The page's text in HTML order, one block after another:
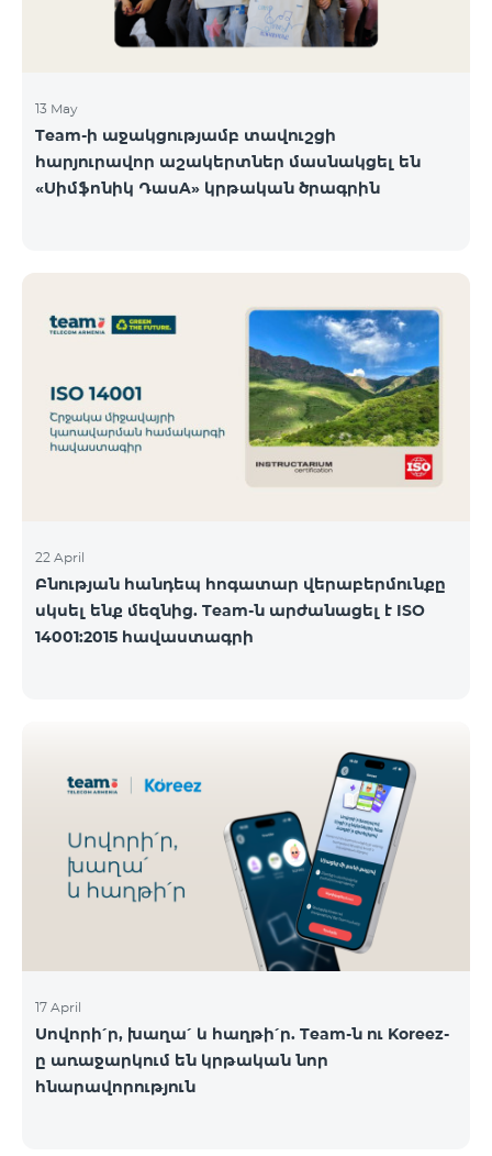
13 May
Team-ի աջակցությամբ տավուշցի
հարյուրավոր աշակերտներ մասնակցել են
«Սիմֆոնիկ ԴասA» կրթական ծրագրին
22 April
Բնության հանդեպ հոգատար վերաբերմունքը
սկսել ենք մեզնից. Team-ն արժանացել է ISO
14001:2015 հավաստագրի
17 April
Սովորի՛ր, խաղա՛ և հաղթի՛ր. Team-ն ու Koreez-
ը առաջարկում են կրթական նոր
հնարավորություն